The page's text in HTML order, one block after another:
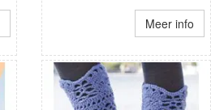
Meer info